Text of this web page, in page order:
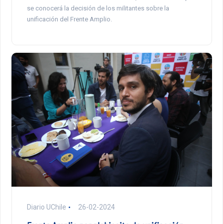
se conocerá la decisión de los militantes sobre la
unificación del Frente Amplio.
Diario UChile 26-02-2024